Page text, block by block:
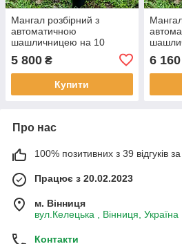
Мангал розбірний з
автоматичною
шашличницею на 10
5 800 ₴
Купити
6 160
Про нас
100% позитивних з 39 відгуків за
Працює з 20.02.2023
м. Вінниця
вул.Келецька , Вінниця, Україна
Контакти